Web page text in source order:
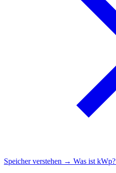
Speicher verstehen → Was ist kWp?